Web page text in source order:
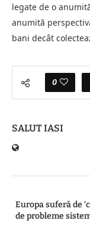
legate de o
anumită
bani decât
0
SALUT IASI
Europa suferă de
de probleme